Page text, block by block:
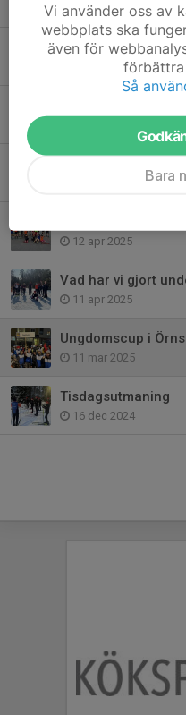
12 jan, 20:27
Anmälan och
10 jan, 16:12
12 apr 2025
Vad har vi gjort
11 apr 2025
Ungdomscup i
11 mar 2025
Tisdagsutmaning
16 dec 2024
Vi använder oss av
webbplats ska
även för
förbättra
Så
Bara